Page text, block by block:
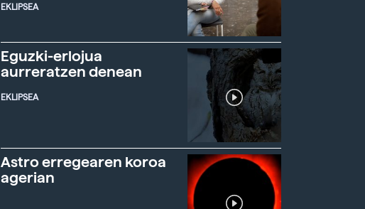
EKLIPSEA
Eguzki-erlojua
aurreratzen denean
EKLIPSEA
Astro erregearen koroa
agerian